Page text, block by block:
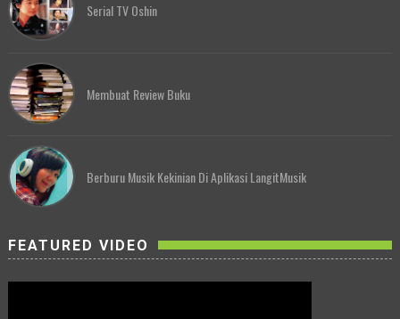
Serial TV Oshin
Membuat Review Buku
Berburu Musik Kekinian Di Aplikasi LangitMusik
FEATURED VIDEO